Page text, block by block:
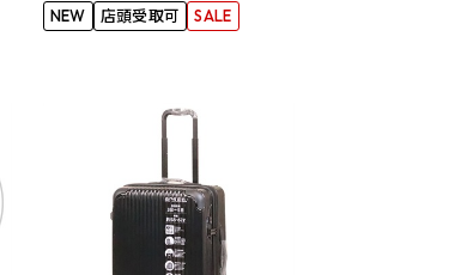
NEW 店頭受取可 SALE